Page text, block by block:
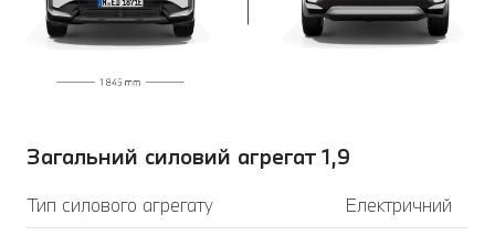
Загальний силовий агрегат 1,9
Тип силового агрегату
Електричний